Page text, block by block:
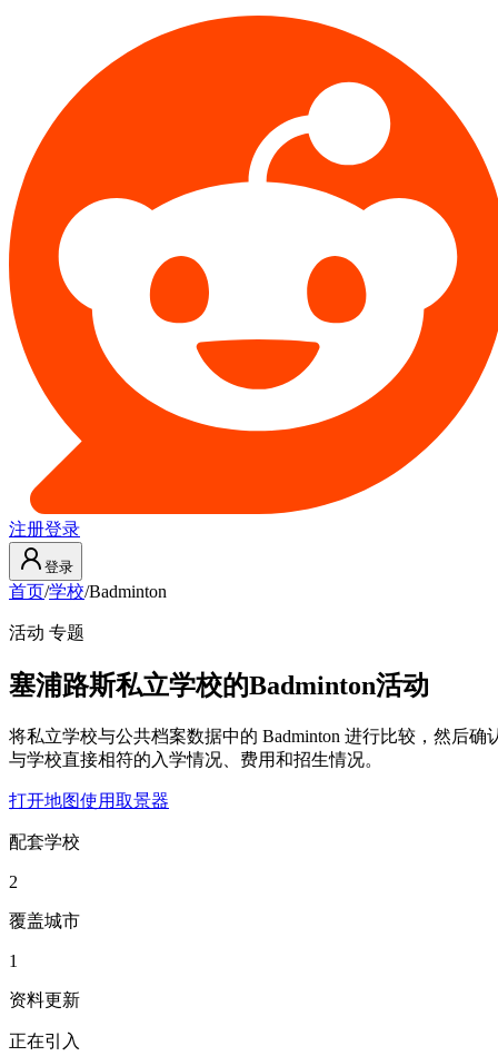
注册登录
登录
首页/学校/Badminton
活动 专题
塞浦路斯私立学校的Badminton活动
将私立学校与公共档案数据中的 Badminton 进行比较，然后确
与学校直接相符的入学情况、费用和招生情况。
打开地图使用取景器
配套学校
2
覆盖城市
1
资料更新
正在引入